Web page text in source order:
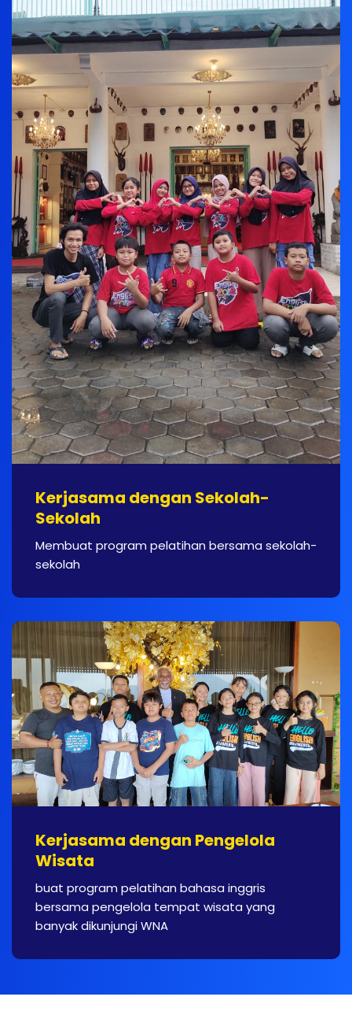
Kerjasama dengan Sekolah-
Sekolah
Membuat program pelatihan bersama sekolah-
sekolah
Kerjasama dengan Pengelola
Wisata
buat program pelatihan bahasa inggris
bersama pengelola tempat wisata yang
banyak dikunjungi WNA